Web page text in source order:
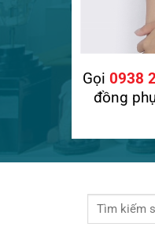
Gọi 0938
đồng